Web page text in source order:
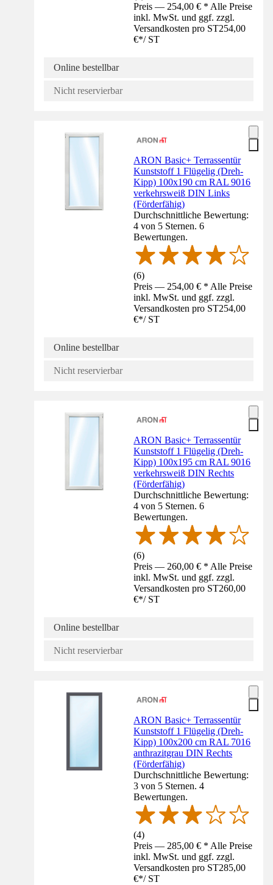
Preis — 254,00 € * Alle Preise
inkl. MwSt. und ggf. zzgl.
Versandkosten pro ST254,00
€*/ ST
Online bestellbar
Nicht reservierbar
ARON Basic+ Terrassentür
Kunststoff 1 Flügelig (Dreh-
Kipp) 100x190 cm RAL 9016
verkehrsweiß DIN Links
(Förderfähig)
Durchschnittliche Bewertung:
4 von 5 Sternen. 6
Bewertungen.
(6)
Preis — 254,00 € * Alle Preise
inkl. MwSt. und ggf. zzgl.
Versandkosten pro ST254,00
€*/ ST
Online bestellbar
Nicht reservierbar
ARON Basic+ Terrassentür
Kunststoff 1 Flügelig (Dreh-
Kipp) 100x195 cm RAL 9016
verkehrsweiß DIN Rechts
(Förderfähig)
Durchschnittliche Bewertung:
4 von 5 Sternen. 6
Bewertungen.
(6)
Preis — 260,00 € * Alle Preise
inkl. MwSt. und ggf. zzgl.
Versandkosten pro ST260,00
€*/ ST
Online bestellbar
Nicht reservierbar
ARON Basic+ Terrassentür
Kunststoff 1 Flügelig (Dreh-
Kipp) 100x200 cm RAL 7016
anthrazitgrau DIN Rechts
(Förderfähig)
Durchschnittliche Bewertung:
3 von 5 Sternen. 4
Bewertungen.
(4)
Preis — 285,00 € * Alle Preise
inkl. MwSt. und ggf. zzgl.
Versandkosten pro ST285,00
€*/ ST